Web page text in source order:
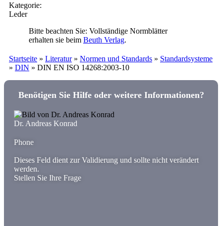
Kategorie:
Leder
Bitte beachten Sie: Vollständige Normblätter
erhalten sie beim Beuth Verlag.
Startseite » Literatur» Normen und Standards » Standardsysteme
» DIN » DIN EN ISO 14268:2003-10
Benötigen Sie Hilfe oder weitere Informationen?
Dr. Andreas Konrad
Phone
Dieses Feld dient zur Validierung und sollte nicht verändert
werden.
Stellen Sie Ihre Frage